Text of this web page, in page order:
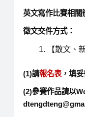
英文寫作比賽相關
徵文交件方式：
【散文、
(1)請報名表，填
(2)參賽作品請以